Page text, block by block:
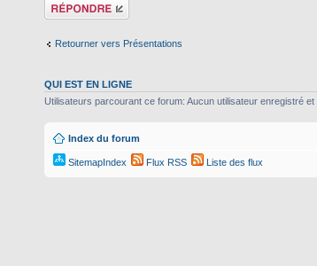
Répondre
Retourner vers Présentations
QUI EST EN LIGNE
Utilisateurs parcourant ce forum: Aucun utilisateur enregistré et
Index du forum
SitemapIndex Flux RSS Liste des flux